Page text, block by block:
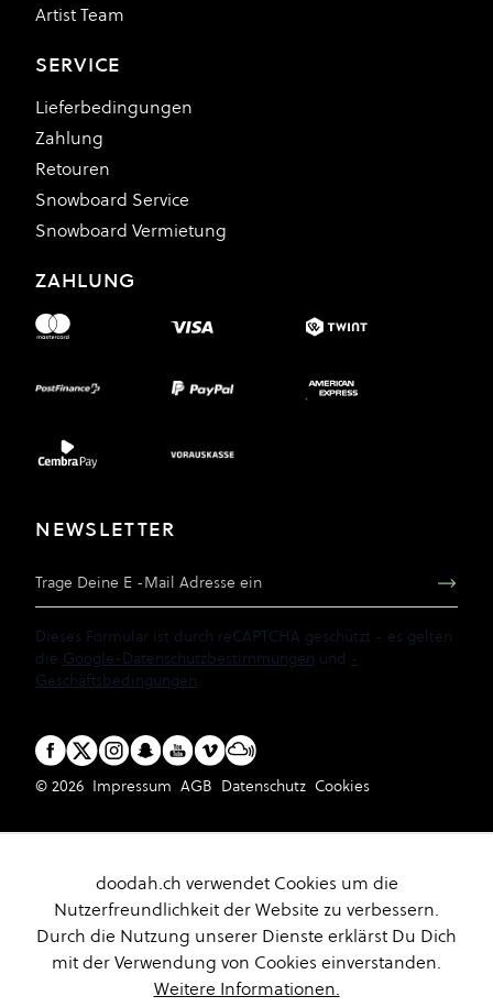
Artist Team
SERVICE
Lieferbedingungen
Zahlung
Retouren
Snowboard Service
Snowboard Vermietung
ZAHLUNG
NEWSLETTER
Dieses Formular ist durch reCAPTCHA geschützt - es gelten
die Google-Datenschutzbestimmungen und -
Geschäftsbedingungen.
© 2026 Impressum AGB Datenschutz Cookies
doodah.ch verwendet Cookies um die
Nutzerfreundlichkeit der Website zu verbessern.
Durch die Nutzung unserer Dienste erklärst Du Dich
mit der Verwendung von Cookies einverstanden.
Weitere Informationen.